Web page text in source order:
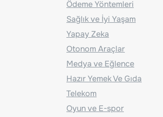
Ödeme Yöntemleri
Sağlık ve İyi Yaşam
Yapay Zeka
Otonom Araçlar
Medya ve Eğlence
Hazır Yemek Ve Gıda
Telekom
Oyun ve E-spor